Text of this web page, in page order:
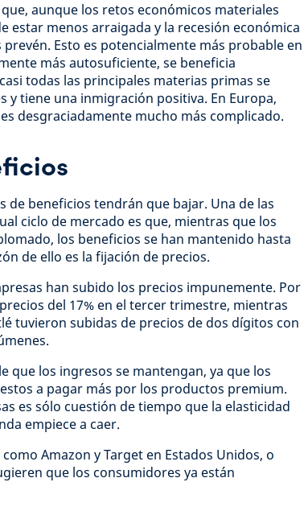
aunque los retos económicos materiales
estar menos arraigada y la recesión económica
Esto es potencialmente más probable en
más autosuficiente, se beneficia
todas las principales materias primas se
y tiene una inmigración positiva. En Europa,
desgraciadamente mucho más complicado.
de beneficios tendrán que bajar. Una de las
ciclo de mercado es que, mientras que los
los beneficios se han mantenido hasta
de ello es la fijación de precios.
han subido los precios impunemente. Por
del 17% en el tercer trimestre, mientras
tuvieron subidas de precios de dos dígitos con
que los ingresos se mantengan, ya que los
a pagar más por los productos premium.
es sólo cuestión de tiempo que la elasticidad
empiece a caer.
Amazon y Target en Estados Unidos, o
que los consumidores ya están